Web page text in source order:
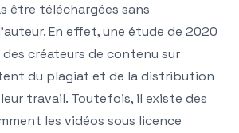
être téléchargées sans
En effet, une étude de 2020
des créateurs de contenu sur
du plagiat et de la distribution
travail. Toutefois, il existe des
les vidéos sous licence